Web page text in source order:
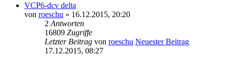
VCP6-dcv delta
von roeschu » 16.12.2015, 20:20
2 Antworten
16809 Zugriffe
Letzter Beitrag von roeschu Neuester Beitrag
17.12.2015, 08:27